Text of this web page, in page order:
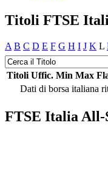
Titoli FTSE
A B C D E F G H I J K L
Titoli Uffic. Min Max
Dati di borsa italiana
FTSE Italia All-